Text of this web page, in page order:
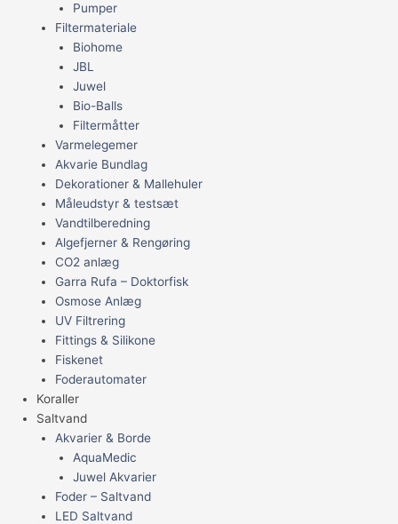
Pumper
Filtermateriale
Biohome
JBL
Juwel
Bio-Balls
Filtermåtter
Varmelegemer
Akvarie Bundlag
Dekorationer & Mallehuler
Måleudstyr & testsæt
Vandtilberedning
Algefjerner & Rengøring
CO2 anlæg
Garra Rufa – Doktorfisk
Osmose Anlæg
UV Filtrering
Fittings & Silikone
Fiskenet
Foderautomater
Koraller
Saltvand
Akvarier & Borde
AquaMedic
Juwel Akvarier
Foder – Saltvand
LED Saltvand